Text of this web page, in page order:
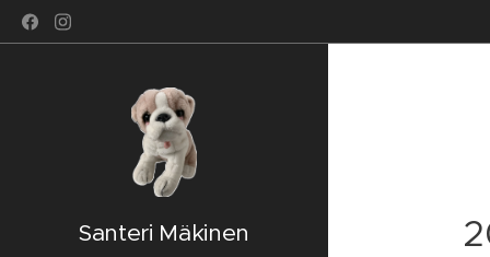
Santeri Mäkinen